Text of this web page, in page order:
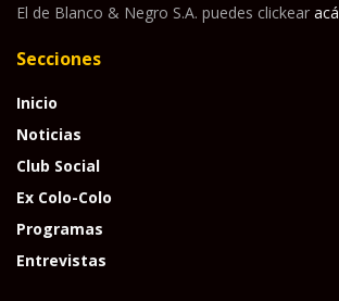
El de Blanco & Negro S.A. puedes clickear acá
Secciones
Inicio
Noticias
Club Social
Ex Colo-Colo
Programas
Entrevistas